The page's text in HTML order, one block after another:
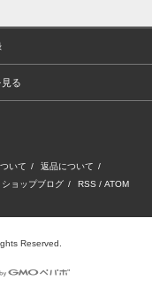
る
いて / 返品について /
ショップブログ / RSS / ATOM
Reserved.